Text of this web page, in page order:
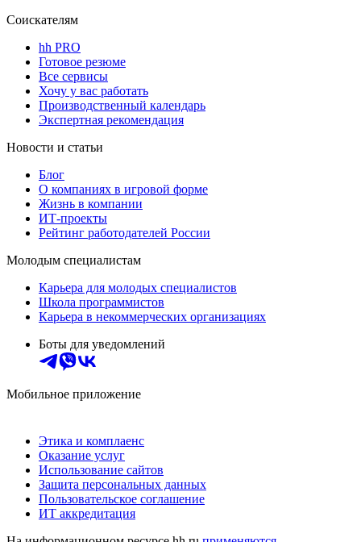
Соискателям
hh PRO
Готовое резюме
Все сервисы
Хочу у вас работать
Производственный календарь
Экспертная рекомендация
Новости и статьи
Блог
О компаниях в игровой форме
Жизнь в компании
ИТ-проекты
Рейтинг работодателей России
Молодым специалистам
Карьера для молодых специалистов
Школа программистов
Карьера в некоммерческих организациях
Боты для уведомлений
Мобильное приложение
Этика и комплаенс
Оказание услуг
Использование сайтов
Защита персональных данных
Пользовательское соглашение
ИТ аккредитация